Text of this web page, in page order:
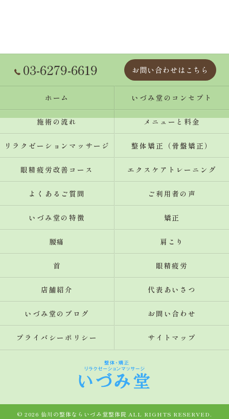
03-6279-6619 お問い合わせはこちら
ホーム いづみ堂のコンセプト
施術の流れ メニューと料金
リラクゼーションマッサージ 整体矯正（骨盤矯正）
眼精疲労改善コース エクスケアトレーニング
よくあるご質問 ご利用者の声
いづみ堂の特徴 矯正
腰痛 肩こり
首 眼精疲労
店舗紹介 代表あいさつ
いづみ堂のブログ お問い合わせ
プライバシーポリシー サイトマップ
© 2026 仙川の整体ならいづみ堂整体院 ALL RIGHTS RESERVED.